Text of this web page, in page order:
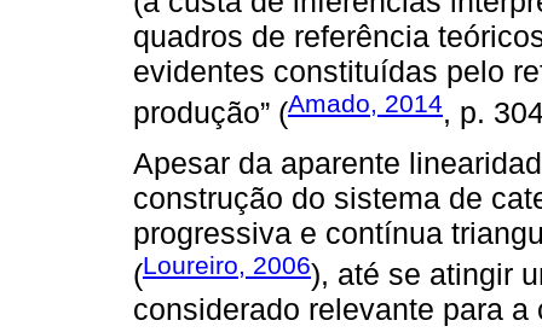
quadros de referência
evidentes constituídas pelo
produção” (Amado, 2014, p.
Apesar da aparente
construção do sistema de
progressiva e contínua
(Loureiro, 2006), até se atingir
considerado relevante para